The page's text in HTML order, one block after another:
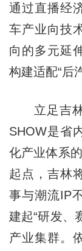
通过直播经
车产业向技
向的多元延
构建适配“后
立足吉林
SHOW是省
化产业体系
起点，吉林
事与潮流IP
建起“研发、
产业集群。